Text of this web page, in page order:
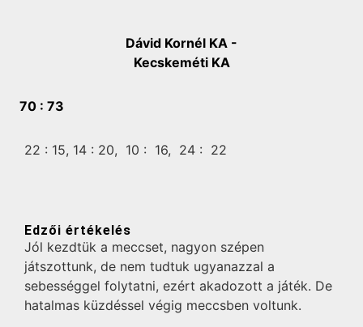
Dávid Kornél KA -
Kecskeméti KA
70 : 73
22 : 15, 14 : 20, 10 : 16, 24 : 22
Edzői értékelés
Jól kezdtük a meccset, nagyon szépen
játszottunk, de nem tudtuk ugyanazzal a
sebességgel folytatni, ezért akadozott a játék. De
hatalmas küzdéssel végig meccsben voltunk.